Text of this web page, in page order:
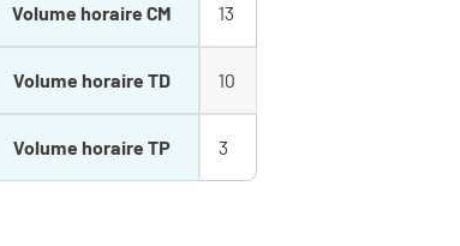
Volume horaire CM 13
Volume horaire TD 10
Volume horaire TP 3